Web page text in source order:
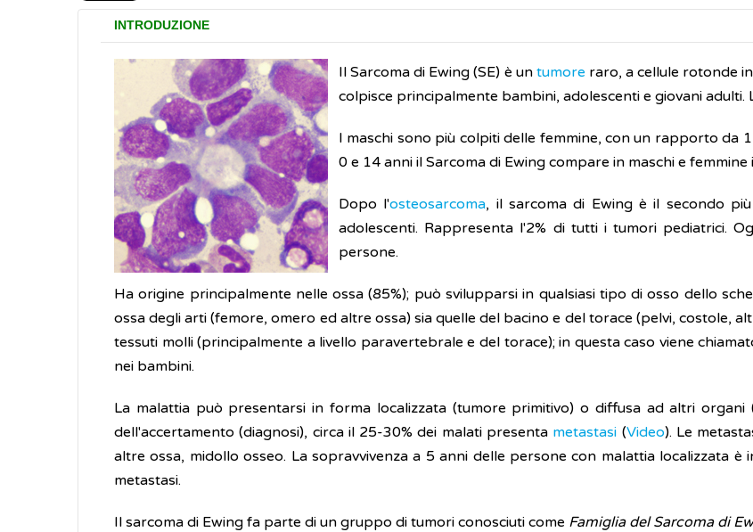
INTRODUZIONE
Il Sarcoma di Ewing (SE) è un tumore raro, a cellule rotonde
colpisce principalmente bambini, adolescenti e giovani adulti.
I maschi sono più colpiti delle femmine, con un rapporto da
0 e 14 anni il Sarcoma di Ewing compare in maschi e femmine
Dopo l'osteosarcoma, il sarcoma di Ewing è il secondo
adolescenti. Rappresenta l'2% di tutti i tumori pediatrici.
persone.
Ha origine principalmente nelle ossa (85%); può svilupparsi in qualsiasi tipo di osso dello
ossa degli arti (femore, omero ed altre ossa) sia quelle del bacino e del torace (pelvi, costole,
tessuti molli (principalmente a livello paravertebrale e del torace); in questa caso viene
nei bambini.
La malattia può presentarsi in forma localizzata (tumore primitivo) o diffusa ad altri
dell'accertamento (diagnosi), circa il 25-30% dei malati presenta metastasi (Video). Le
altre ossa, midollo osseo. La sopravvivenza a 5 anni delle persone con malattia localizzata
metastasi.
Il sarcoma di Ewing fa parte di un gruppo di tumori conosciuti come Famiglia del Sarcoma di